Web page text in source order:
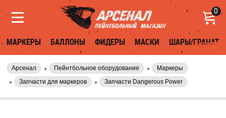
0
МАРКЕРЫ БАЛЛОНЫ ФИДЕРЫ МАСКИ ШАРЫ/ГРАНАТЫ
Арсенал Пейнтбольное оборудование
Маркеры
Запчасти для маркеров
Запчасти Dangerous Power